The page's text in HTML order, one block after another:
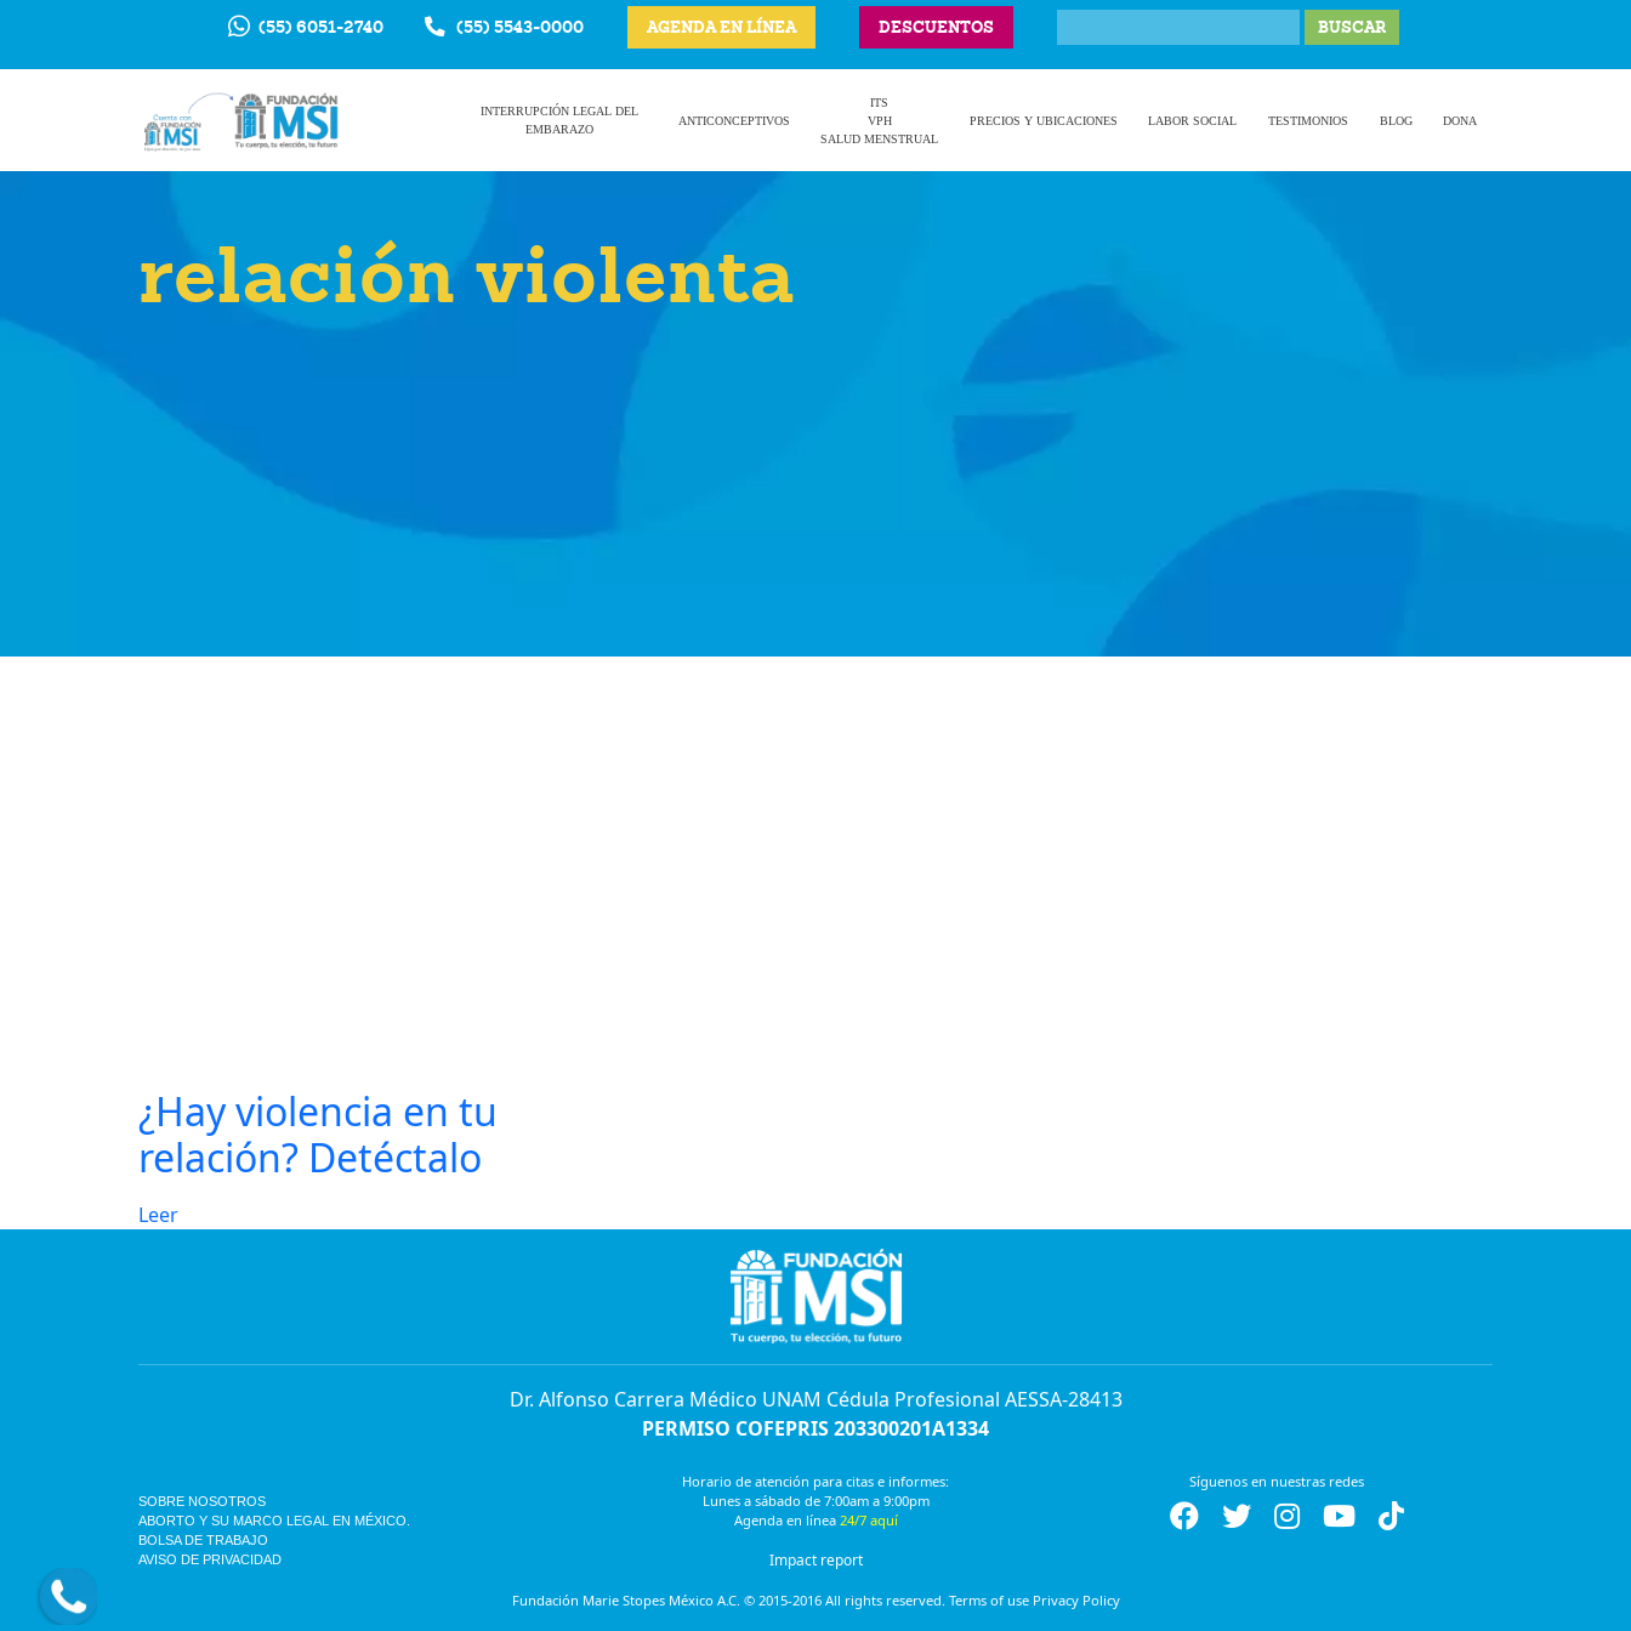
(55) 6051-2740 (55) 5543-0000 AGENDA EN LÍNEA DESCUENTOS
INTERRUPCIÓN LEGAL DEL
EMBARAZO
ANTICONCEPTIVOS
ITS
VPH
SALUD MENSTRUAL
PRECIOS Y UBICACIONES LABOR SOCIAL TESTIMONIOS BLOG DONA
relación violenta
¿Hay violencia en tu
relación? Detéctalo
Leer
Dr. Alfonso Carrera Médico UNAM Cédula Profesional AESSA-28413
PERMISO COFEPRIS 203300201A1334
SOBRE NOSOTROS
ABORTO Y SU MARCO LEGAL EN MÉXICO.
BOLSA DE TRABAJO
AVISO DE PRIVACIDAD
Horario de atención para citas e informes:
Lunes a sábado de 7:00am a 9:00pm
Agenda en línea 24/7 aquí
Impact report
Síguenos en nuestras redes
Fundación Marie Stopes México A.C. © 2015-2016 All rights reserved. Terms of use Privacy Policy